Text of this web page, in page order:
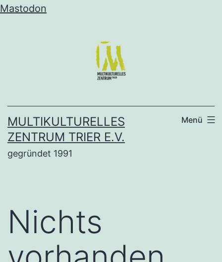
Mastodon
MULTIKULTURELLES
ZENTRUM TRIER E.V.
gegründet 1991
Menü
Nichts